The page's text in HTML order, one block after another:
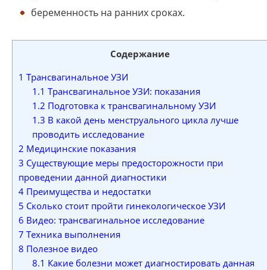
беременность на ранних сроках.
Содержание
1 Трансвагинальное УЗИ
1.1 Трансвагинальное УЗИ: показания
1.2 Подготовка к трансвагинальному УЗИ
1.3 В какой день менструального цикла лучше
проводить исследование
2 Медицинские показания
3 Существующие меры предосторожности при
проведении данной диагностики
4 Преимущества и недостатки
5 Сколько стоит пройти гинекологическое УЗИ
6 Видео: трансвагинальное исследование
7 Техника выполнения
8 Полезное видео
8.1 Какие болезни может диагностировать данная